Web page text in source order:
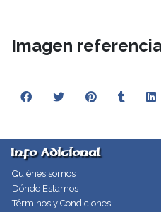
Imagen
Info Adicional
Quiénes somos
Dónde Estamos
Términos y Condiciones